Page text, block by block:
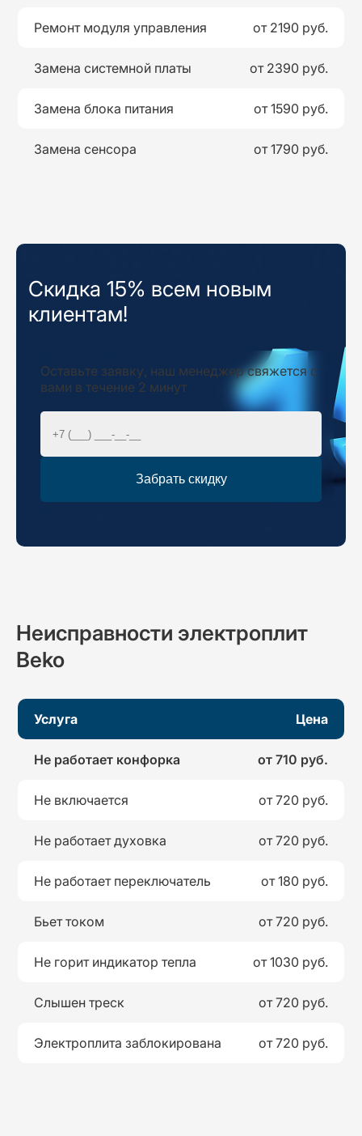
Ремонт модуля управления от 2190 руб.
Замена системной платы от 2390 руб.
Замена блока питания от 1590 руб.
Замена сенсора от 1790 руб.
Скидка 15% всем новым
клиентам!
Оставьте заявку, наш менеджер свяжется с
вами в течение 2 минут
Забрать скидку
Неисправности электроплит
Beko
Услуга Цена
Не работает конфорка от 710 руб.
Не включается от 720 руб.
Не работает духовка от 720 руб.
Не работает переключатель от 180 руб.
Бьет током от 720 руб.
Не горит индикатор тепла от 1030 руб.
Слышен треск от 720 руб.
Электроплита заблокирована от 720 руб.